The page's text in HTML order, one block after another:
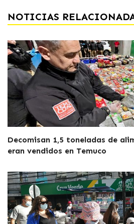
NOTICIAS
Decomisan 1,5 toneladas de
eran vendidos en Temuco